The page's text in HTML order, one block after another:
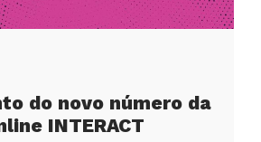
do novo número da
INTERACT